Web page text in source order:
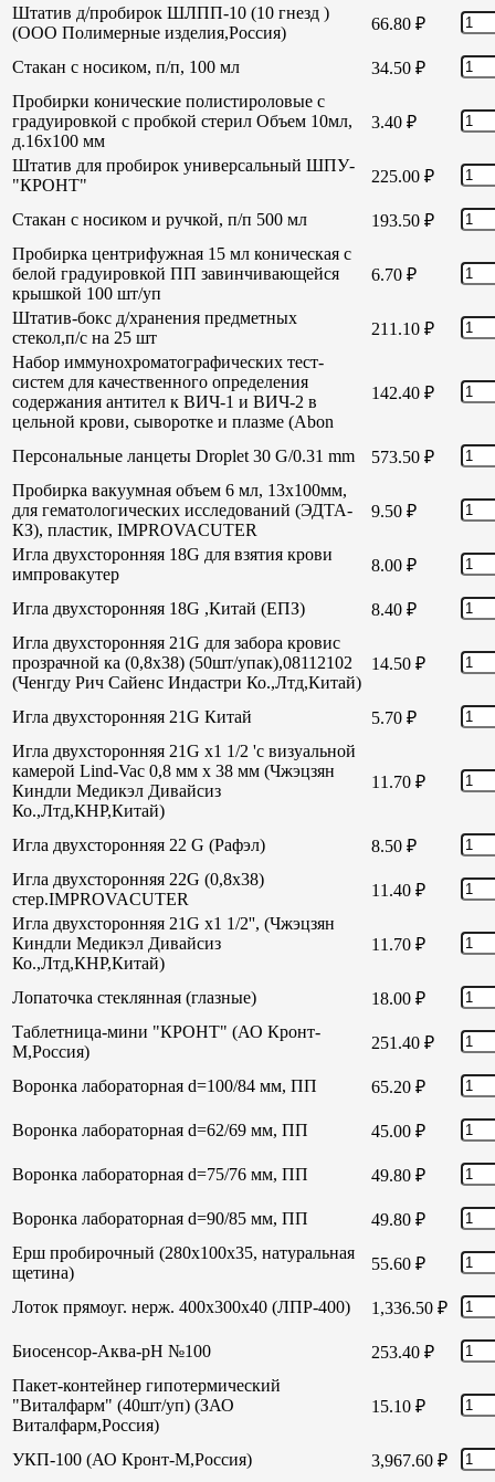
Штатив д/пробирок ШЛПП-10 (10 гнезд )
(ООО Полимерные изделия,Россия)
66.80 ₽
Стакан с носиком, п/п, 100 мл 34.50 ₽
Пробирки конические полистироловые с
градуировкой с пробкой стерил Объем 10мл,
д.16х100 мм
3.40 ₽
Штатив для пробирок универсальный ШПУ-
"КРОНТ"
225.00 ₽
Стакан с носиком и ручкой, п/п 500 мл 193.50 ₽
Пробирка центрифужная 15 мл коническая с
белой градуировкой ПП завинчивающейся
крышкой 100 шт/уп
6.70 ₽
Штатив-бокс д/хранения предметных
стекол,п/с на 25 шт
211.10 ₽
Набор иммунохроматографических тест-
систем для качественного определения
содержания антител к ВИЧ-1 и ВИЧ-2 в
цельной крови, сыворотке и плазме (Abon
142.40 ₽
Персональные ланцеты Droplet 30 G/0.31 mm 573.50 ₽
Пробирка вакуумная объем 6 мл, 13х100мм,
для гематологических исследований (ЭДТА-
КЗ), пластик, IMPROVACUTER
9.50 ₽
Игла двухсторонняя 18G для взятия крови
импровакутер
8.00 ₽
Игла двухсторонняя 18G ,Китай (ЕПЗ) 8.40 ₽
Игла двухсторонняя 21G для забора кровис
прозрачной ка (0,8х38) (50шт/упак),08112102
(Ченгду Рич Сайенс Индастри Ко.,Лтд,Китай)
14.50 ₽
Игла двухсторонняя 21G Китай 5.70 ₽
Игла двухсторонняя 21G х1 1/2 'с визуальной
камерой Lind-Vac 0,8 мм х 38 мм (Чжэцзян
Киндли Медикэл Дивайсиз
Ко.,Лтд,КНР,Китай)
11.70 ₽
Игла двухсторонняя 22 G (Рафэл) 8.50 ₽
Игла двухсторонняя 22G (0,8х38)
стер.IMPROVACUTER
11.40 ₽
Игла двухсторонняя 21G х1 1/2'', (Чжэцзян
Киндли Медикэл Дивайсиз
Ко.,Лтд,КНР,Китай)
11.70 ₽
Лопаточка стеклянная (глазные) 18.00 ₽
Таблетница-мини "КРОНТ" (АО Кронт-
М,Россия)
251.40 ₽
Воронка лабораторная d=100/84 мм, ПП 65.20 ₽
Воронка лабораторная d=62/69 мм, ПП 45.00 ₽
Воронка лабораторная d=75/76 мм, ПП 49.80 ₽
Воронка лабораторная d=90/85 мм, ПП 49.80 ₽
Ерш пробирочный (280х100х35, натуральная
щетина)
55.60 ₽
Лоток прямоуг. нерж. 400х300х40 (ЛПР-400) 1,336.50 ₽
Биосенсор-Аква-рН №100 253.40 ₽
Пакет-контейнер гипотермический
"Виталфарм" (40шт/уп) (ЗАО
Виталфарм,Россия)
15.10 ₽
УКП-100 (АО Кронт-М,Россия) 3,967.60 ₽